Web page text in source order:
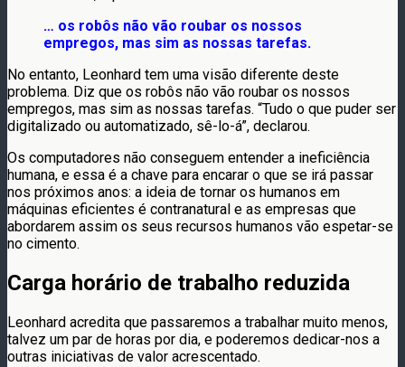
… os robôs não vão roubar os nossos
empregos, mas sim as nossas tarefas.
No entanto, Leonhard tem uma visão diferente deste
problema. Diz que os robôs não vão roubar os nossos
empregos, mas sim as nossas tarefas. “Tudo o que puder ser
digitalizado ou automatizado, sê-lo-á”, declarou.
Os computadores não conseguem entender a ineficiência
humana, e essa é a chave para encarar o que se irá passar
nos próximos anos: a ideia de tornar os humanos em
máquinas eficientes é contranatural e as empresas que
abordarem assim os seus recursos humanos vão espetar-se
no cimento.
Carga horário de trabalho reduzida
Leonhard acredita que passaremos a trabalhar muito menos,
talvez um par de horas por dia, e poderemos dedicar-nos a
outras iniciativas de valor acrescentado.